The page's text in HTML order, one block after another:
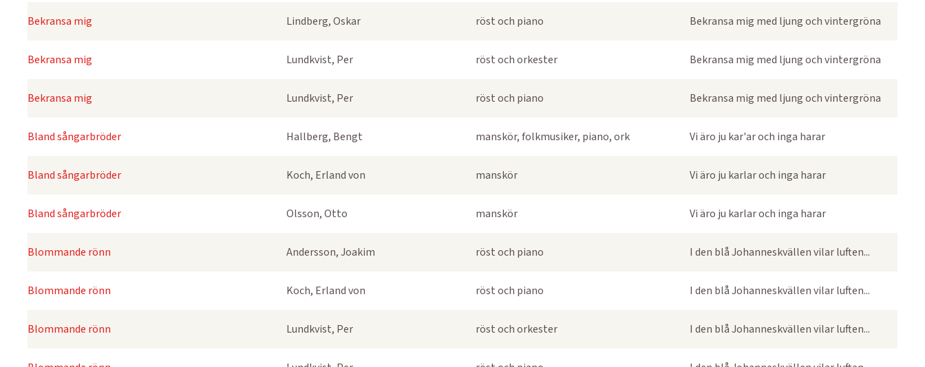
Bekransa mig Lindberg, Oskar röst och piano Bekransa mig med ljung och vintergröna
Bekransa mig Lundkvist, Per röst och orkester Bekransa mig med ljung och vintergröna
Bekransa mig Lundkvist, Per röst och piano Bekransa mig med ljung och vintergröna
Bland sångarbröder Hallberg, Bengt manskör, folkmusiker, piano, ork Vi äro ju kar'ar och inga harar
Bland sångarbröder Koch, Erland von manskör Vi äro ju karlar och inga harar
Bland sångarbröder Olsson, Otto manskör Vi äro ju karlar och inga harar
Blommande rönn Andersson, Joakim röst och piano I den blå Johanneskvällen vilar luften...
Blommande rönn Koch, Erland von röst och piano I den blå Johanneskvällen vilar luften...
Blommande rönn Lundkvist, Per röst och orkester I den blå Johanneskvällen vilar luften...